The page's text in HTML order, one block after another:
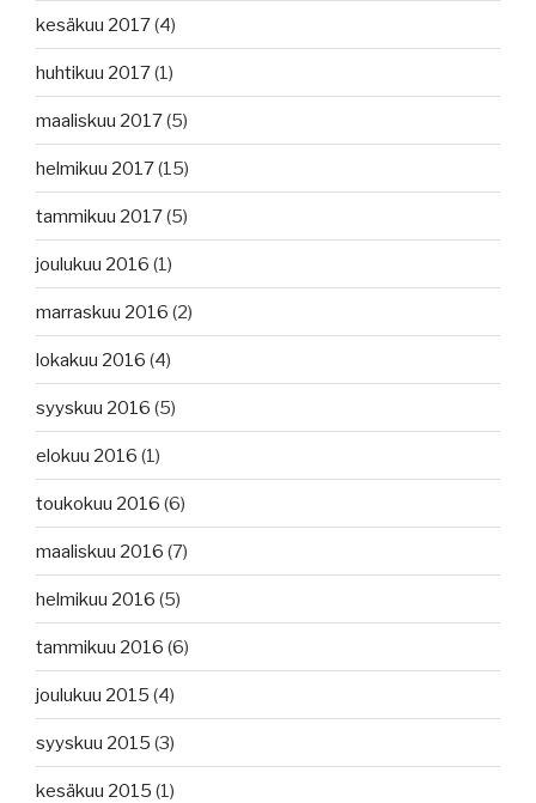
kesäkuu 2017(4)
huhtikuu 2017(1)
maaliskuu 2017(5)
helmikuu 2017(15)
tammikuu 2017(5)
joulukuu 2016 (1)
marraskuu 2016 (2)
lokakuu 2016 (4)
syyskuu 2016 (5)
elokuu 2016 (1)
toukokuu 2016 (6)
maaliskuu 2016 (7)
helmikuu 2016 (5)
tammikuu 2016 (6)
joulukuu 2015 (4)
syyskuu 2015 (3)
kesäkuu 2015 (1)